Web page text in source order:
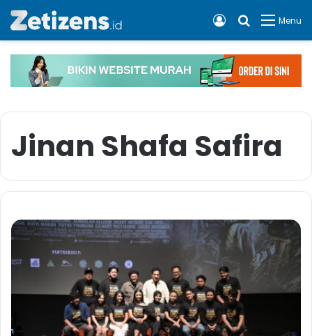
Menu
Cari apa,
Log In
Jinan Shafa Safira